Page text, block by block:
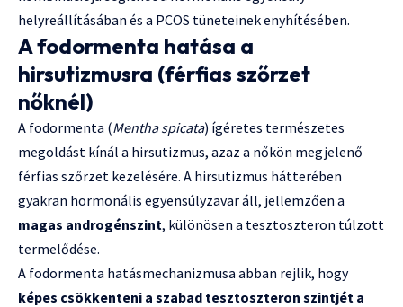
helyreállításában és a PCOS tüneteinek enyhítésében.
A fodormenta hatása a
hirsutizmusra (férfias szőrzet
nőknél)
A fodormenta (Mentha spicata) ígéretes természetes
megoldást kínál a hirsutizmus, azaz a nőkön megjelenő
férfias szőrzet kezelésére. A hirsutizmus hátterében
gyakran hormonális egyensúlyzavar áll, jellemzően a
magas androgénszint, különösen a tesztoszteron túlzott
termelődése.
A fodormenta hatásmechanizmusa abban rejlik, hogy
képes csökkenteni a szabad tesztoszteron szintjét a